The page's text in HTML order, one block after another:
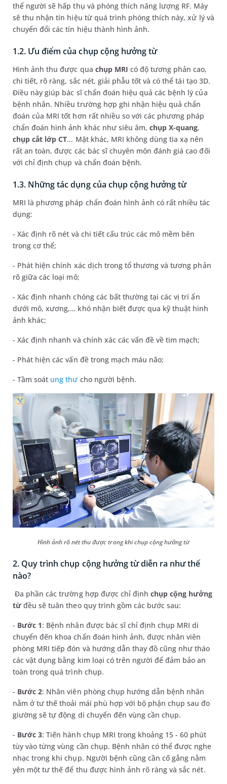
thể người sẽ hấp thụ và phóng thích năng lượng RF. Máy
sẽ thu nhận tín hiệu từ quá trình phóng thích này, xử lý và
chuyển đổi các tín hiệu thành hình ảnh.
1.2. Ưu điểm của chụp cộng hưởng từ
Hình ảnh thu được qua chụp MRI có độ tương phản cao,
chi tiết, rõ ràng, sắc nét, giải phẫu tốt và có thể tái tạo 3D.
Điều này giúp bác sĩ chẩn đoán hiệu quả các bệnh lý của
bệnh nhân. Nhiều trường hợp ghi nhận hiệu quả chẩn
đoán của MRI tốt hơn rất nhiều so với các phương pháp
chẩn đoán hình ảnh khác như siêu âm,chụp X-quang,
chụp cắt lớp CT... Mặt khác, MRI không dùng tia xạ nên
rất an toàn, được các bác sĩ chuyên môn đánh giá cao đối
với chỉ định chụp và chẩn đoán bệnh.
1.3. Những tác dụng của chụp cộng hưởng từ
MRI là phương pháp chẩn đoán hình ảnh có rất nhiều tác
dụng:
- Xác định rõ nét và chi tiết cấu trúc các mô mềm bên
trong cơ thể;
- Phát hiện chính xác dịch trong tổ thương và tương phản
rõ giữa các loại mô;
- Xác định nhanh chóng các bất thường tại các vị trí ẩn
dưới mô, xương,… khó nhận biết được qua kỹ thuật hình
ảnh khác;
- Xác định nhanh và chính xác các vấn đề về tim mạch;
- Phát hiện các vấn đề trong mạch máu não;
- Tầm soát ung thư cho người bệnh.
Hình ảnh rõ nét thu được trong khi chụp cộng hưởng từ
2. Quy trình chụp cộng hưởng từ diễn ra như thế
nào?
Đa phần các trường hợp được chỉ địnhchụp cộng hưởng
từđều sẽ tuân theo quy trình gồm các bước sau:
- Bước 1: Bệnh nhân được bác sĩ chỉ định chụp MRI di
chuyển đến khoa chẩn đoán hình ảnh, được nhân viên
phòng MRI tiếp đón và hướng dẫn thay đồ cũng như tháo
các vật dụng bằng kim loại có trên người để đảm bảo an
toàn trong quá trình chụp.
- Bước 2: Nhân viên phòng chụp hướng dẫn bệnh nhân
nằm ở tư thế thoải mái phù hợp với bộ phận chụp sau đo
giường sẽ tự động di chuyển đến vùng cần chụp.
- Bước 3: Tiến hành chụp MRI trong khoảng 15 - 60 phút
tùy vào từng vùng cần chụp. Bệnh nhân có thể được nghe
nhạc trong khi chụp. Người bệnh cũng cần cố gắng nằm
yên một tư thế để thu được hình ảnh rõ ràng và sắc nét.